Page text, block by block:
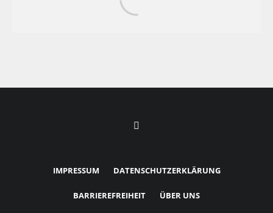
IMPRESSUM DATENSCHUTZERKLÄRUNG
BARRIEREFREIHEIT ÜBER UNS